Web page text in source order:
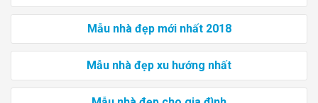
Mẫu nhà đẹp mới nhất 2018
Mẫu nhà đẹp xu hướng nhất